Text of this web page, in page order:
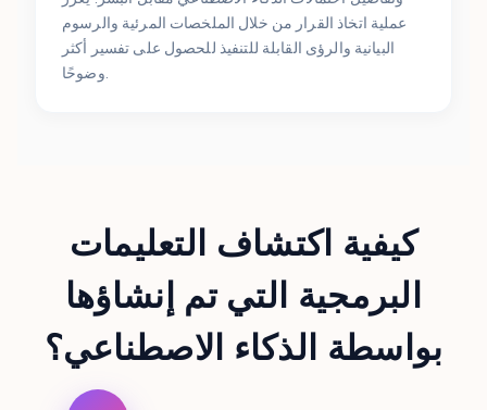
عملية اتخاذ القرار من خلال الملخصات المرئية والرسوم
البيانية والرؤى القابلة للتنفيذ للحصول على تفسير أكثر
كيفية اكتشاف التعليمات
البرمجية التي تم إنشاؤها
بواسطة الذكاء الاصطناعي؟